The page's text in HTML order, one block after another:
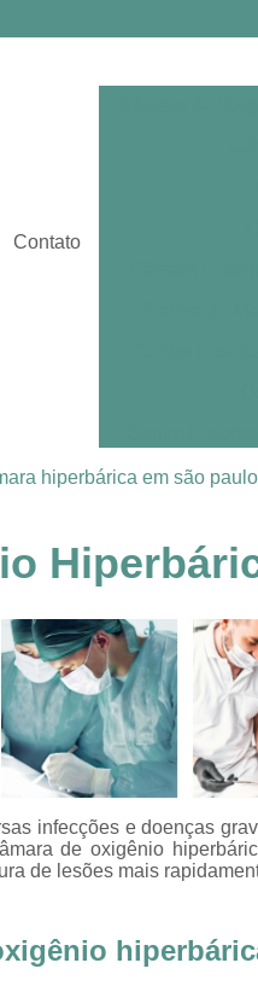
Contato
Clínica de
Clínica
Terapia
hiperbárica em são paulo
infecções e doenças
de oxigênio
de lesões mais